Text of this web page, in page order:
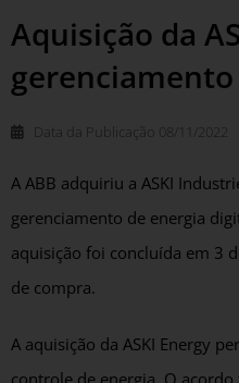
Aquisição da
Data da Publicação 08/11/2022
A ABB adquiriu a ASKI
gerenciamento de energia
aquisição foi concluída em 3
de compra.
A aquisição da ASKI Energy